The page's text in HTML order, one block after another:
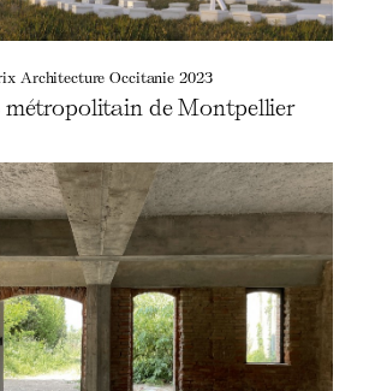
Architecture Occitanie 2023
métropolitain de Montpellier